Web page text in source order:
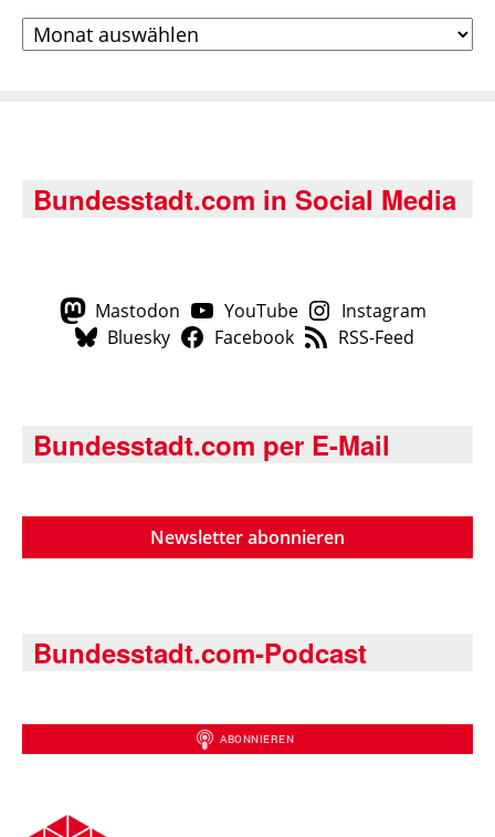
Archiv
Bundesstadt.com in Social Media
Mastodon YouTube
Instagram
Bluesky
Facebook RSS-Feed
Bundesstadt.com per E-Mail
Newsletter abonnieren
Bundesstadt.com-Podcast